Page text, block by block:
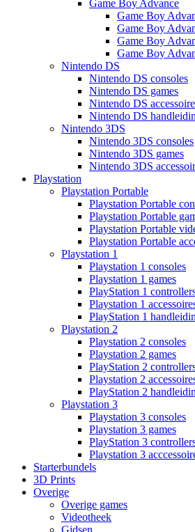
Game Boy Advance
Game Boy
Game Boy
Game Boy
Game Boy
Nintendo DS
Nintendo DS consoles
Nintendo DS games
Nintendo DS
Nintendo DS
Nintendo 3DS
Nintendo 3DS consoles
Nintendo 3DS games
Nintendo 3DS
Playstation
Playstation Portable
Playstation Portable
Playstation Portable
Playstation Portable
Playstation Portable
Playstation 1
Playstation 1 consoles
Playstation 1 games
PlayStation 1
Playstation 1
PlayStation 1
Playstation 2
Playstation 2 consoles
Playstation 2 games
PlayStation 2
Playstation 2
PlayStation 2
Playstation 3
Playstation 3 consoles
Playstation 3 games
PlayStation 3
Playstation 3
Starterbundels
3D Prints
Overige
Overige games
Videotheek
Gidsen